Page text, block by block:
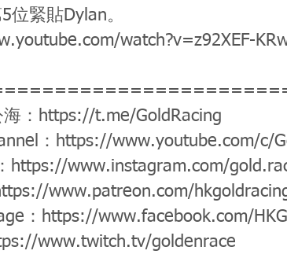
位緊貼Dylan。
watch?v=z92XEF-
： https://t.me/GoldRacing
： https://www.youtube.com/c/
https://www.instagram.com/
www.patreon.com/
： https://www.facebook.com/
www.twitch.tv/goldenrace